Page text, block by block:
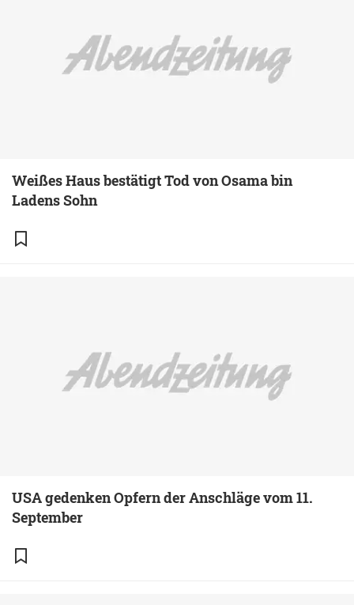
Weißes Haus bestätigt Tod von Osama bin
Ladens Sohn
USA gedenken Opfern der Anschläge vom 11.
September